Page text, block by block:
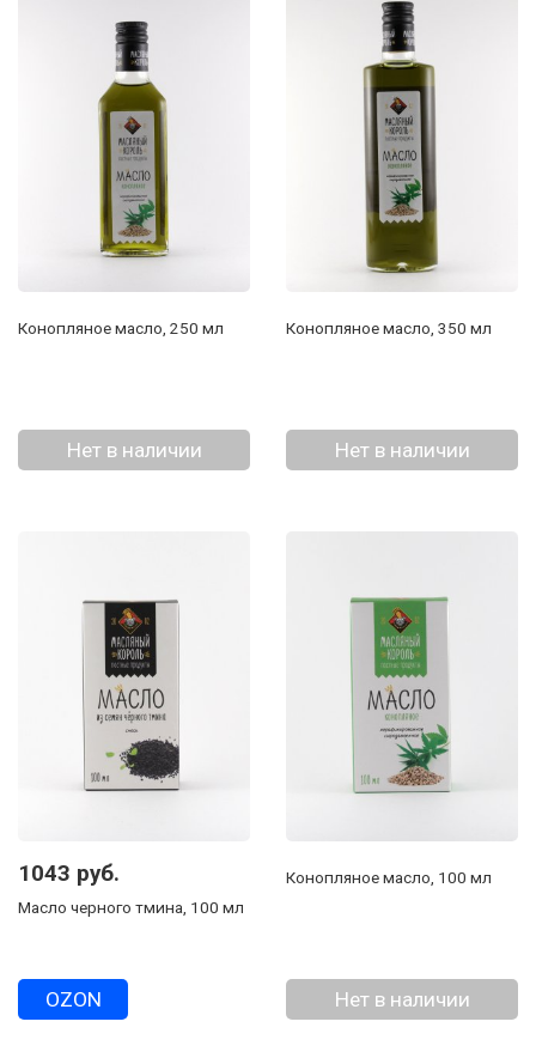
Конопляное масло, 250 мл
Нет в наличии
Конопляное масло, 350 мл
Нет в наличии
1043 руб.
Масло черного тмина, 100 мл
OZON
Конопляное масло, 100 мл
Нет в наличии